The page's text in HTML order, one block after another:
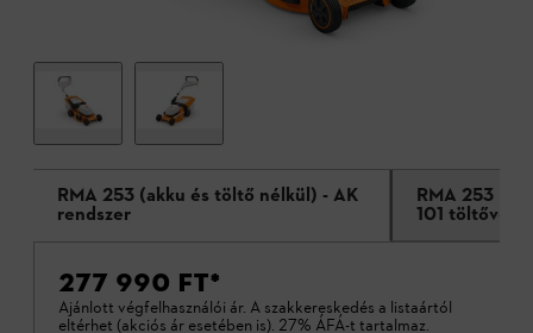
RMA 253 (akku és töltő nélkül) - AK
rendszer
RMA 253
101 töltővel)
277 990 FT*
Ajánlott végfelhasználói ár. A szakkereskedés a listaártól
eltérhet (akciós ár esetében is). 27% ÁFÁ-t tartalmaz.